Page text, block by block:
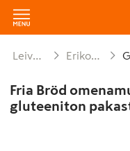
Leivät ja leivonnaiset Erikoisruokavalioleivät
Fria Bröd
gluteeniton